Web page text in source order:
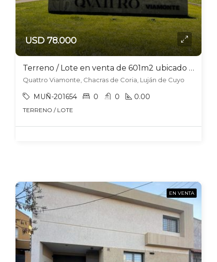
USD 78.000
Terreno / Lote en venta de 601m2 ubicado en Chacras de Coria
Quattro Viamonte, Chacras de Coria, Luján de Cuyo
MUÑ-201654 0 0 0.00
TERRENO / LOTE
EN VENTA